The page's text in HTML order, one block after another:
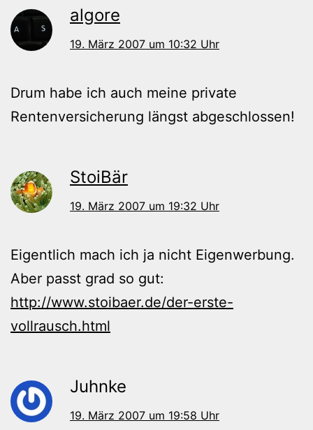
algore
19. März 2007 um 10:32 Uhr
Drum habe ich auch meine private
Rentenversicherung längst abgeschlossen!
StoiBär
19. März 2007 um 19:32 Uhr
Eigentlich mach ich ja nicht Eigenwerbung.
Aber passt grad so gut:
http://www.stoibaer.de/der-erste-
vollrausch.html
Juhnke
19. März 2007 um 19:58 Uhr